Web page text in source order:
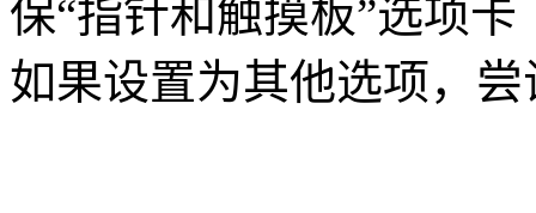
保“指针和触摸板”选项卡
如果设置为其他选项，